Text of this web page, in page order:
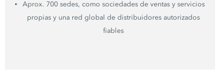
Aprox. 700 sedes, como sociedades de ventas y servicios
propias y una red global de distribuidores autorizados
fiables